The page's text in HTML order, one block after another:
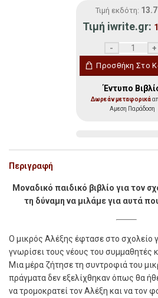
Τιμή εκδότη:
Τιμή iwrite.gr:
Προσθήκη Στο
Έντυπο
Δωρεάν μεταφορικά
Αμεση Παράδοση
Περιγραφή
Μοναδικό παιδικό βιβλίο για τον
τη δύναμη να μιλάμε για αυτά
Ο µικρός Αλέξης έφτασε στο σχολείο
γνωρίσει τους νέους του συµµαθητές
Μια µέρα ζήτησε τη συντροφιά του
πράγµατα δεν εξελίχθηκαν όπως θα
να τροµοκρατεί τον Αλέξη και να τον